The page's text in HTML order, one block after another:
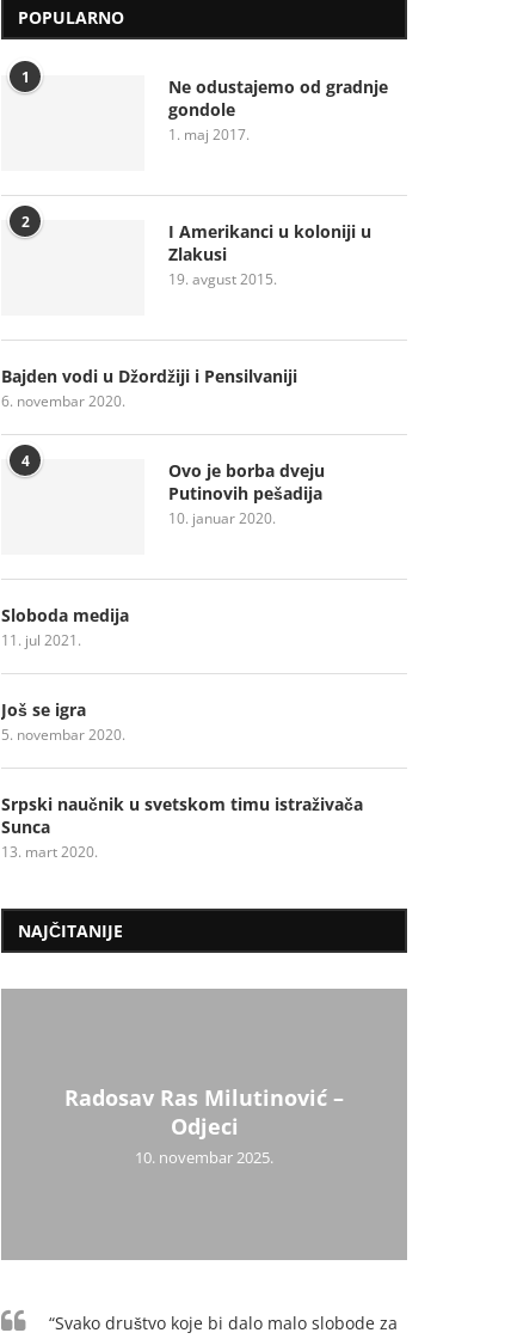
POPULARNO
1
Ne odustajemo od gradnje
gondole
1. maj 2017.
2
I Amerikanci u koloniji u
Zlakusi
19. avgust 2015.
Bajden vodi u Džordžiji i Pensilvaniji
6. novembar 2020.
4
Ovo je borba dveju
Putinovih pešadija
10. januar 2020.
Sloboda medija
11. jul 2021.
Još se igra
5. novembar 2020.
Srpski naučnik u svetskom timu istraživača
Sunca
13. mart 2020.
NAJČITANIJE
Radosav Ras Milutinović –
Odjeci
10. novembar 2025.
“Svako društvo koje bi dalo malo slobode za